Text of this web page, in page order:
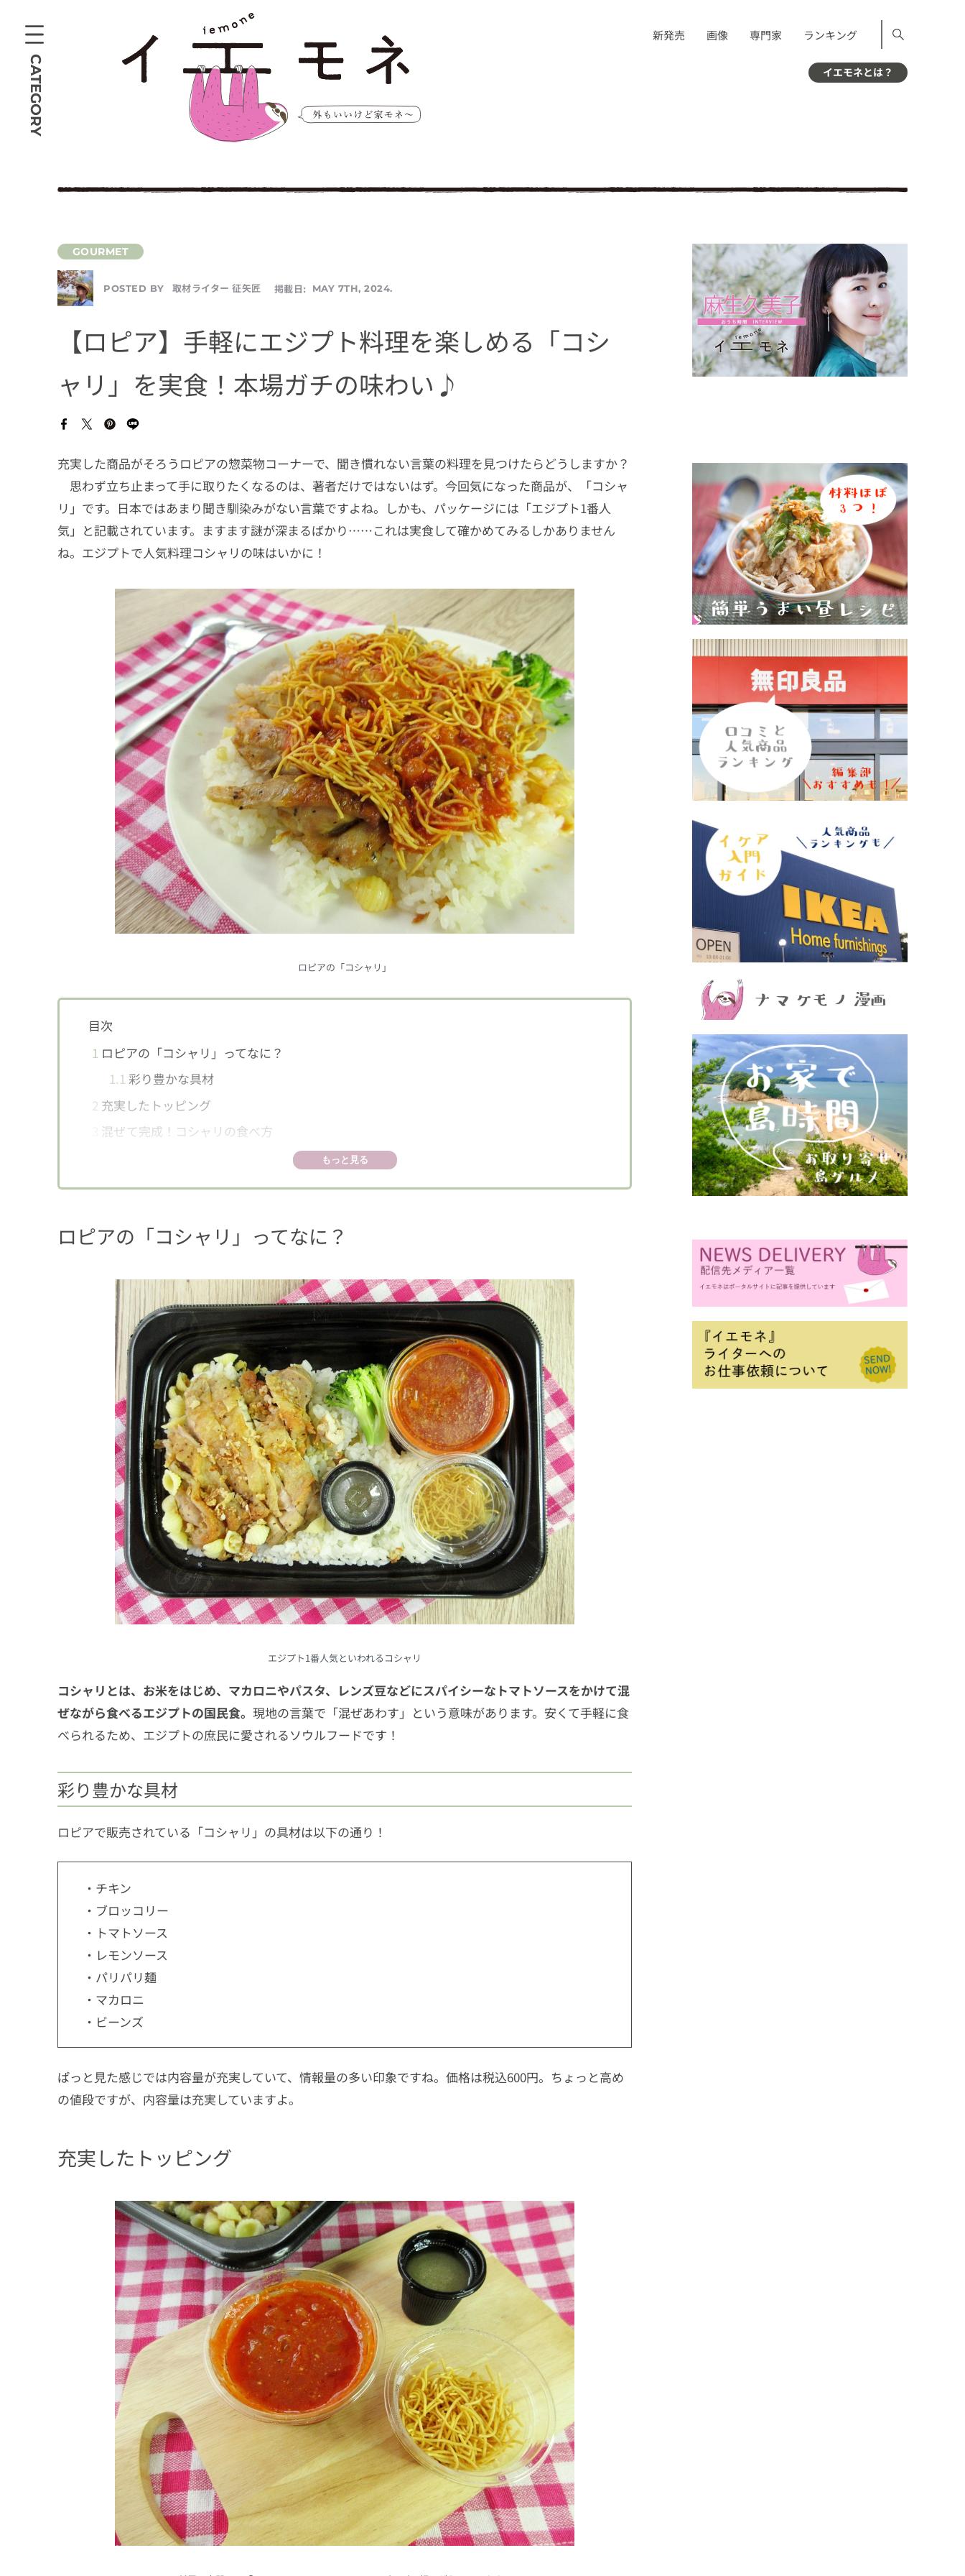
CATEGORY
新発売 画像 専門家 ランキング
イエモネとは？
POSTED BY 取材ライター 征矢匠 掲載日: MAY 7TH, 2024.
【ロピア】手軽にエジプト料理を楽しめる「コシ
ャリ」を実食！本場ガチの味わい♪
充実した商品がそろうロピアの惣菜物コーナーで、聞き慣れない言葉の料理を見つけたらどうしますか？
思わず立ち止まって手に取りたくなるのは、著者だけではないはず。今回気になった商品が、「コシャ
リ」です。日本ではあまり聞き馴染みがない言葉ですよね。しかも、パッケージには「エジプト1番人
気」と記載されています。ますます謎が深まるばかり……これは実食して確かめてみるしかありません
ね。エジプトで人気料理コシャリの味はいかに！
ロピアの「コシャリ」
目次
1 ロピアの「コシャリ」ってなに？
1.1 彩り豊かな具材
2 充実したトッピング
混ぜて完成！コシャリの食べ方
5日本でエジプトの味を楽しもう！
もっと見る
ロピアの「コシャリ」ってなに？
エジプト1番人気といわれるコシャリ
コシャリとは、お米をはじめ、マカロニやパスタ、レンズ豆などにスパイシーなトマトソースをかけて混
ぜながら食べるエジプトの国民食。 現地の言葉で「混ぜあわす」という意味があります。安くて手軽に食
べられるため、エジプトの庶民に愛されるソウルフードです！
彩り豊かな具材
ロピアで販売されている「コシャリ」の具材は以下の通り！
・チキン
・ブロッコリー
・トマトソース
・レモンソース
・パリパリ麺
・マカロニ
・ビーンズ
ぱっと見た感じでは内容量が充実していて、情報量の多い印象ですね。価格は税込600円。ちょっと高め
の値段ですが、内容量は充実していますよ。
充実したトッピング